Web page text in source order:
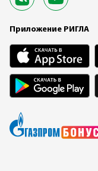
Приложение РИГЛА